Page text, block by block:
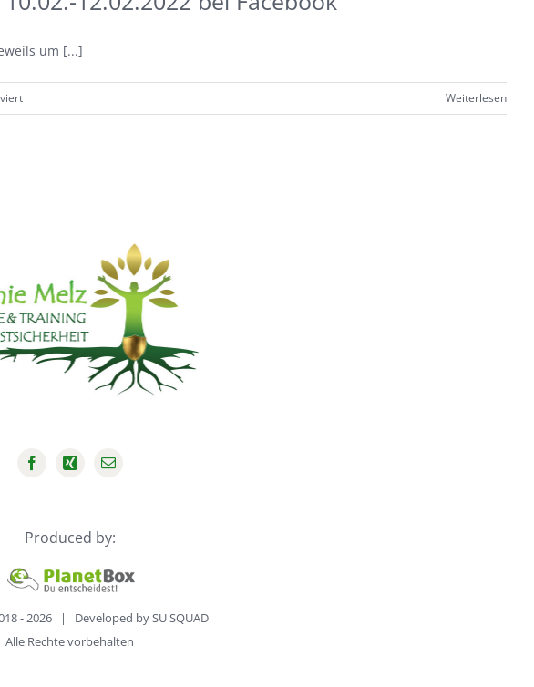
um [...]
für
Kostenloses
Weiterlesen
Produced by:
-2026 | Developed bySU SQUAD
Alle Rechte vorbehalten